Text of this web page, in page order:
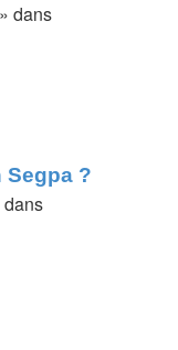
» dans
Segpa ?
dans